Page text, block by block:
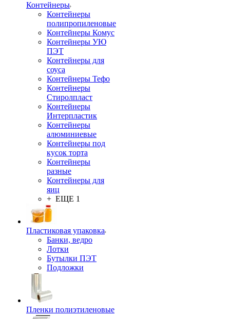
Контейнеры
Контейнеры
полипропиленовые
Контейнеры Комус
Контейнеры УЮ
ПЭТ
Контейнеры для
соуса
Контейнеры Тефо
Контейнеры
Стиролпласт
Контейнеры
Интерпластик
Контейнеры
алюминиевые
Контейнеры под
кусок торта
Контейнеры
разные
Контейнеры для
яиц
+ ЕЩЕ 1
Пластиковая упаковка
Банки, ведро
Лотки
Бутылки ПЭТ
Подложки
Пленки полиэтиленовые